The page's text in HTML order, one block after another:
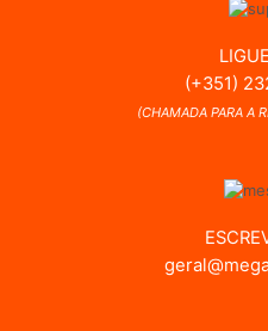
(+351)
(CHAMADA PARA A